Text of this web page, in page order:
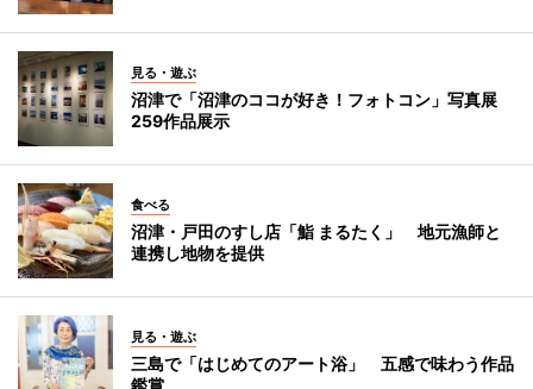
見る・遊ぶ
沼津で「沼津のココが好き！フォトコン」写真展
259作品展示
食べる
沼津・戸田のすし店「鮨 まるたく」 地元漁師と
連携し地物を提供
見る・遊ぶ
三島で「はじめてのアート浴」 五感で味わう作品
鑑賞